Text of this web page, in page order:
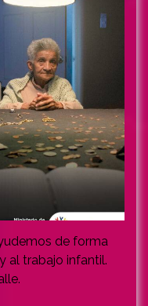
de forma
al trabajo infantil.